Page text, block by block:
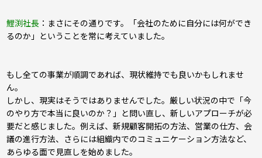
鯉渕社長 ： まさにその通りです。「会社のために自分には何ができ
るのか」ということを常に考えていました。
もし全ての事業が順調であれば、現状維持でも良いかもしれませ
ん。
しかし、現実はそうではありませんでした。厳しい状況の中で「今
のやり方で本当に良いのか？」と問い直し、新しいアプローチが必
要だと感じました。例えば、新規顧客開拓の方法、営業の仕方、会
議の進行方法、さらには組織内でのコミュニケーション方法など、
あらゆる面で見直しを始めました。